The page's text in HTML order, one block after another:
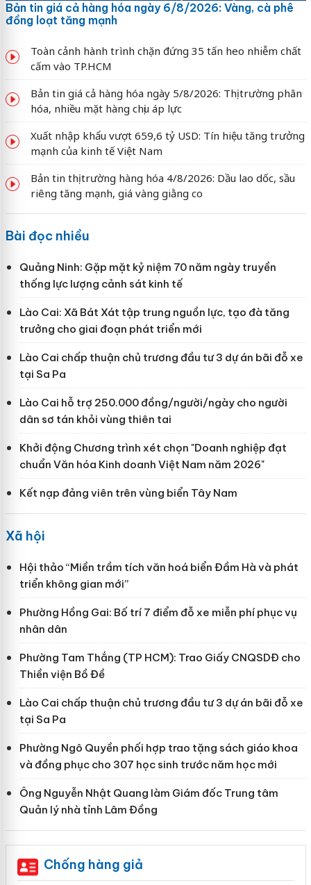
Bản tin giá cả hàng hóa ngày 6/8/2026: Vàng, cà phê
đồng loạt tăng mạnh
Toàn cảnh hành trình chặn đứng 35 tấn heo nhiễm chất
cấm vào TP.HCM
Bản tin giá cả hàng hóa ngày 5/8/2026: Thị trường phân
hóa, nhiều mặt hàng chịu áp lực
Xuất nhập khẩu vượt 659,6 tỷ USD: Tín hiệu tăng trưởng
mạnh của kinh tế Việt Nam
Bản tin thị trường hàng hóa 4/8/2026: Dầu lao dốc, sầu
riêng tăng mạnh, giá vàng giằng co
Bài đọc nhiều
Quảng Ninh: Gặp mặt kỷ niệm 70 năm ngày truyền
thống lực lượng cảnh sát kinh tế
Lào Cai: Xã Bát Xát tập trung nguồn lực, tạo đà tăng
trưởng cho giai đoạn phát triển mới
Lào Cai chấp thuận chủ trương đầu tư 3 dự án bãi đỗ xe
tại Sa Pa
Lào Cai hỗ trợ 250.000 đồng/người/ngày cho người
dân sơ tán khỏi vùng thiên tai
Khởi động Chương trình xét chọn "Doanh nghiệp đạt
chuẩn Văn hóa Kinh doanh Việt Nam năm 2026"
Kết nạp đảng viên trên vùng biển Tây Nam
Xã hội
Hội thảo “Miền trầm tích văn hoá biển Đầm Hà và phát
triển không gian mới”
Phường Hồng Gai: Bố trí 7 điểm đỗ xe miễn phí phục vụ
nhân dân
Phường Tam Thắng (TP HCM): Trao Giấy CNQSDĐ cho
Thiền viện Bồ Đề
Lào Cai chấp thuận chủ trương đầu tư 3 dự án bãi đỗ xe
tại Sa Pa
Phường Ngô Quyền phối hợp trao tặng sách giáo khoa
và đồng phục cho 307 học sinh trước năm học mới
Ông Nguyễn Nhật Quang làm Giám đốc Trung tâm
Quản lý nhà tỉnh Lâm Đồng
Chống hàng giả